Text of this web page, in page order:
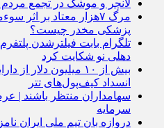
لانچر و موشک در تجمع مردم
مرگ ۷هزار معتاد بر
پزشکی مخدر چیست؟
تلگرام بابت فیلترشدن
دهلی نو شکایت کرد
بیش از ۱۰ میلیون
انسداد کیف‌پول‌های تتر
سهامداران منتظر باشند |
سرمایه